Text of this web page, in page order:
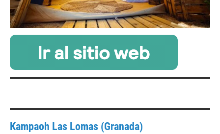
Kampaoh Las Lomas (Granada)